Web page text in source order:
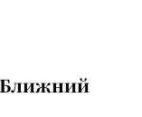
Ближний